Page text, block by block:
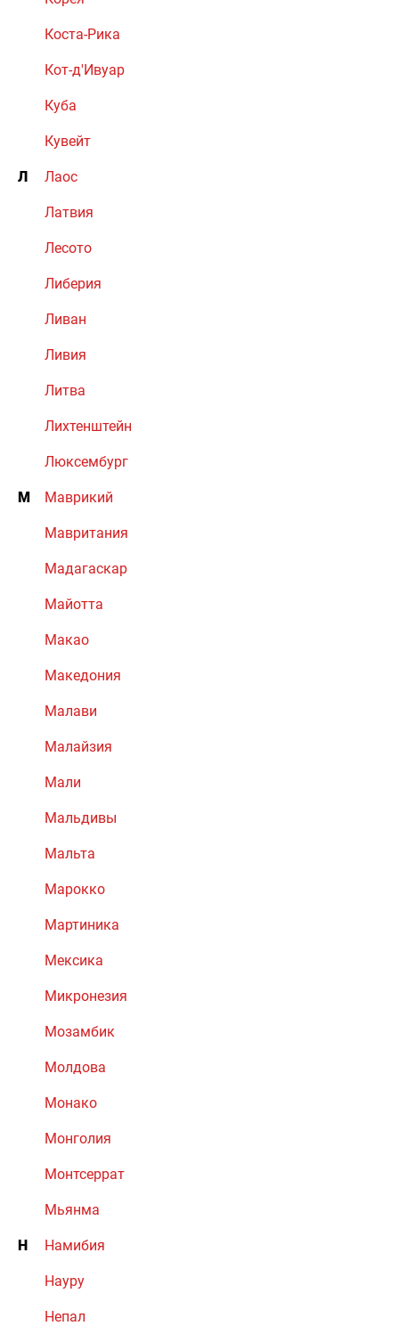
Коста-Рика
Кот-д'Ивуар
Куба
Кувейт
Л Лаос
Латвия
Лесото
Либерия
Ливан
Ливия
Литва
Лихтенштейн
Люксембург
М Маврикий
Мавритания
Мадагаскар
Майотта
Макао
Македония
Малави
Малайзия
Мали
Мальдивы
Мальта
Марокко
Мартиника
Мексика
Микронезия
Мозамбик
Молдова
Монако
Монголия
Монтсеррат
Мьянма
Н Намибия
Науру
Непал